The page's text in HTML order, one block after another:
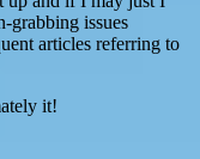
grabbing issues
articles referring to
it!